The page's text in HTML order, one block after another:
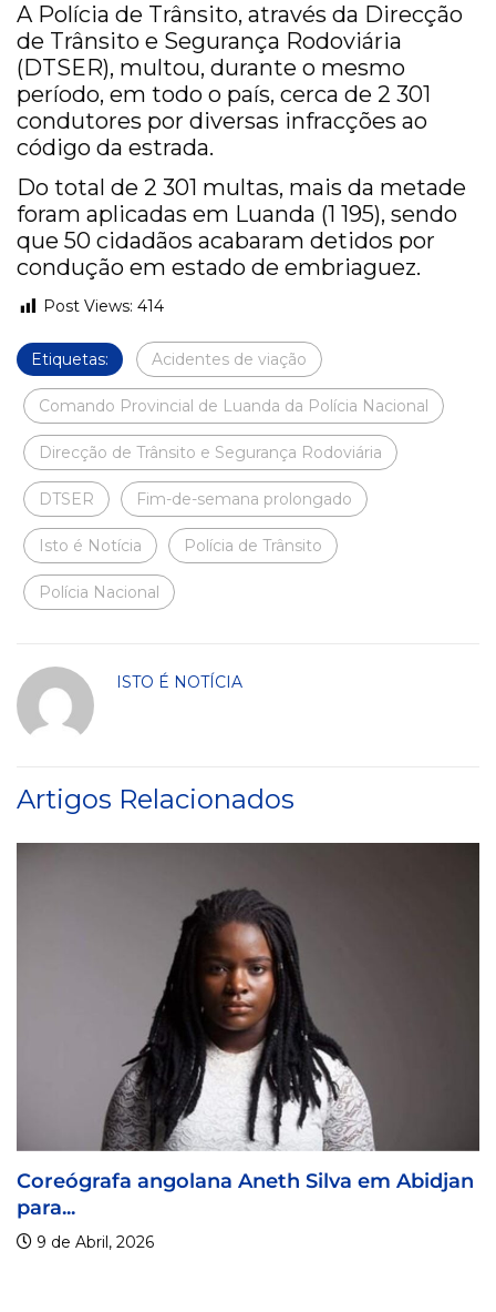
A Polícia de Trânsito, através da Direcção
de Trânsito e Segurança Rodoviária
(DTSER), multou, durante o mesmo
período, em todo o país, cerca de 2 301
condutores por diversas infracções ao
código da estrada.
Do total de 2 301 multas, mais da metade
foram aplicadas em Luanda (1 195), sendo
que 50 cidadãos acabaram detidos por
condução em estado de embriaguez.
Post Views: 414
Etiquetas: Acidentes de viação
Comando Provincial de Luanda da Polícia Nacional
Direcção de Trânsito e Segurança Rodoviária
DTSER Fim-de-semana prolongado
Isto é Notícia Polícia de Trânsito
Polícia Nacional
ISTO É NOTÍCIA
Artigos Relacionados
angolana Aneth Silva em Abidjan Visa For